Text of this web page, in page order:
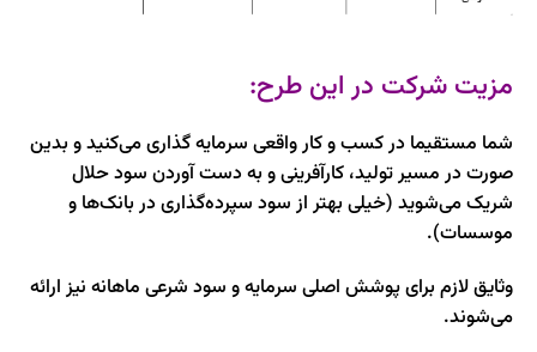
مزیت شرکت در این طرح:
شما مستقیما در کسب و کار واقعی سرمایه گذاری می‌کنید و بدین
صورت در مسیر تولید، کارآفرینی و به دست آوردن سود حلال
شریک می‌شوید (خیلی بهتر از سود سپرده‌گذاری در بانک‌ها و
موسسات).
وثایق لازم برای پوشش اصلی سرمایه و سود شرعی ماهانه نیز ارائه
می‌شوند.